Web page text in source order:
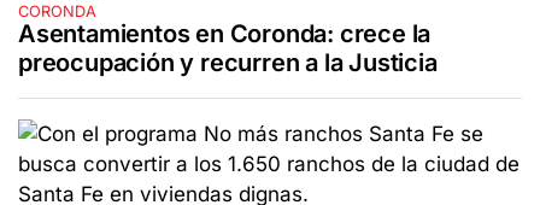
CORONDA
Asentamientos en Coronda: crece la
preocupación y recurren a la Justicia